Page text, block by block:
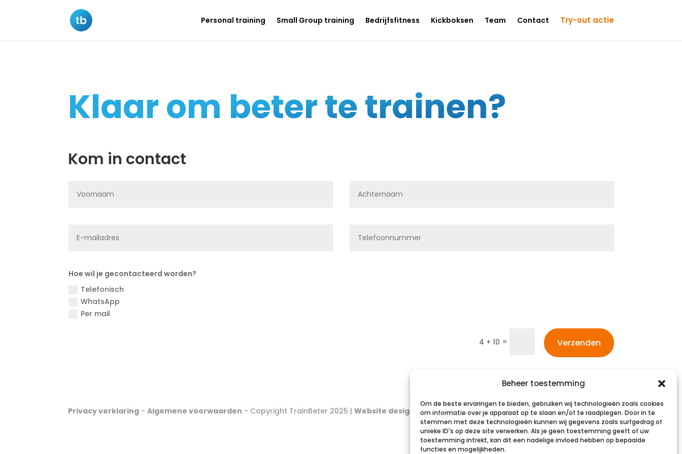
Beheer toestemming
Om de beste ervaringen te bieden, gebruiken wij technologieën zoals cookies
om informatie over je apparaat op te slaan en/of te raadplegen. Door in te
stemmen met deze technologieën kunnen wij gegevens zoals surfgedrag of
unieke ID's op deze site verwerken. Als je geen toestemming geeft of uw
toestemming intrekt, kan dit een nadelige invloed hebben op bepaalde
functies en mogelijkheden.
Personal training Small Group training Bedrijfsfitness Kickboksen Team Contact Try-out actie
Klaar om beter te trainen?
Kom in contact
Hoe wil je gecontacteerd worden?
Telefonisch
WhatsApp
Per mail
4 + 10 = Verzenden
Privacy verklaring -Algemene voorwaarden - Copyright TrainBeter 2025 |Website design by BeatsbySV